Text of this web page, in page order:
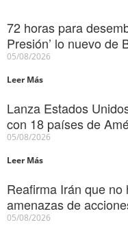
72 horas para
Presión’ lo nuevo de
05/08/2026
Leer Más
Lanza Estados
con 18 países de
05/08/2026
Leer Más
Reafirma Irán que
amenazas de
05/08/2026